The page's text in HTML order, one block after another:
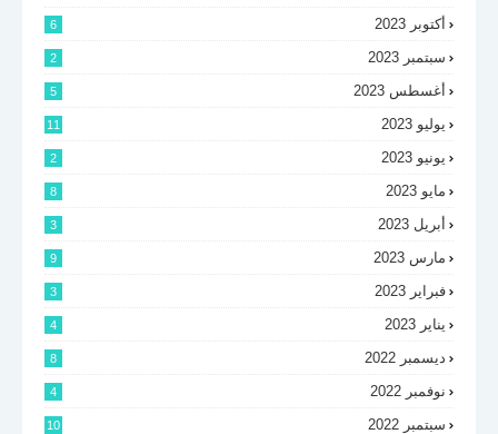
أكتوبر 2023 6
سبتمبر 2023 2
أغسطس 2023 5
يوليو 2023 11
يونيو 2023 2
مايو 2023 8
أبريل 2023 3
مارس 2023 9
فبراير 2023 3
يناير 2023 4
ديسمبر 2022 8
نوفمبر 2022 4
سبتمبر 2022 10